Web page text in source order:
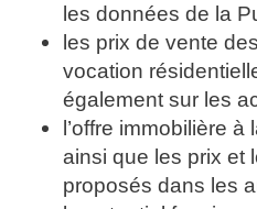
les données de la
les prix de vente
vocation
également sur les
l’offre immobilière
ainsi que les prix et
proposés dans les